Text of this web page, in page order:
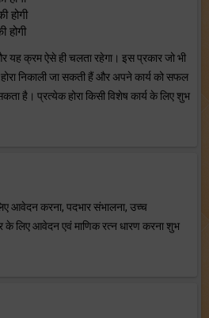
होगी
होगी
यह क्रम ऐसे ही चलता रहेगा। इस प्रकार जो भी
होरा निकाली जा सकती हैं और अपने कार्य को सफल
है। प्रत्येक होरा किसी विशेष कार्य के लिए शुभ
आवेदन करना, पदभार संभालना, उच्च
के लिए आवेदन एवं माणिक रत्न धारण करना शुभ